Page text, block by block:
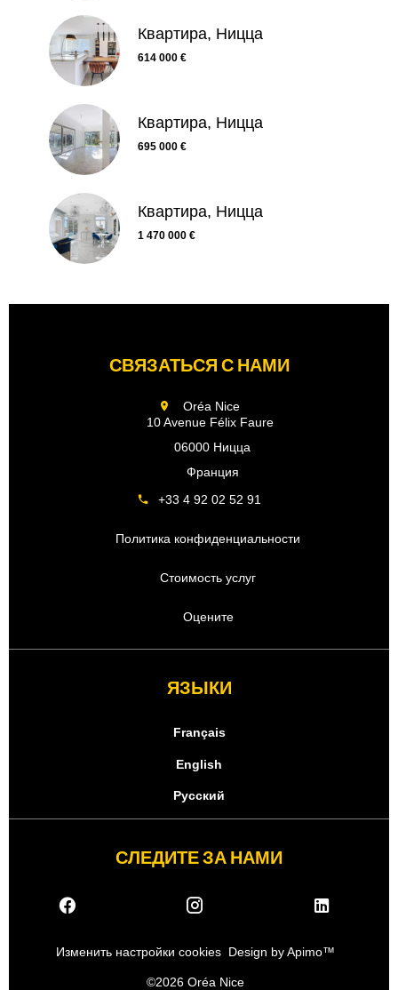
Квартира, Ницца
614 000 €
Квартира, Ницца
695 000 €
Квартира, Ницца
1 470 000 €
СВЯЗАТЬСЯ С НАМИ
Oréa Nice
10 Avenue Félix Faure
06000 Ницца
Франция
+33 4 92 02 52 91
Политика конфиденциальности
Стоимость услуг
Оцените
ЯЗЫКИ
Français
English
Русский
СЛЕДИТЕ ЗА НАМИ
Изменить настройки cookies Design byApimo™
©2026 Oréa Nice